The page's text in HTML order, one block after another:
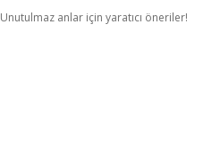
Unutulmaz anlar için yaratıcı öneriler!